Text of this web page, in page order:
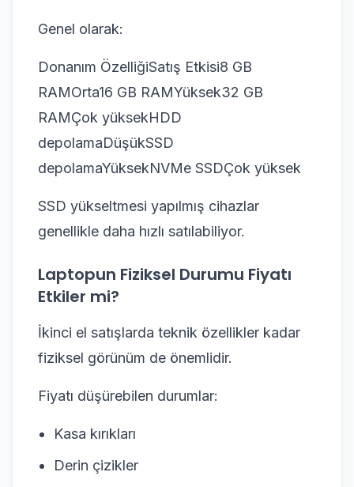
Genel olarak:
Donanım ÖzelliğiSatış Etkisi8 GB
RAMOrta16 GB RAMYüksek32 GB
RAMÇok yüksekHDD
depolamaDüşükSSD
depolamaYüksekNVMe SSDÇok yüksek
SSD yükseltmesi yapılmış cihazlar
genellikle daha hızlı satılabiliyor.
Laptopun Fiziksel Durumu Fiyatı
Etkiler mi?
İkinci el satışlarda teknik özellikler kadar
fiziksel görünüm de önemlidir.
Fiyatı düşürebilen durumlar:
Kasa kırıkları
Derin çizikler